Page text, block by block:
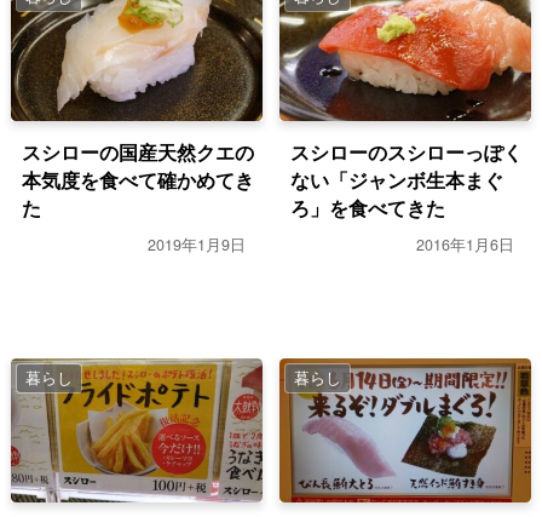
スシローの国産天然クエの
本気度を食べて確かめてき
た
2019年1月9日
スシローのスシローっぽく
ない「ジャンボ生本まぐ
ろ」を食べてきた
2016年1月6日
暮らし 暮らし